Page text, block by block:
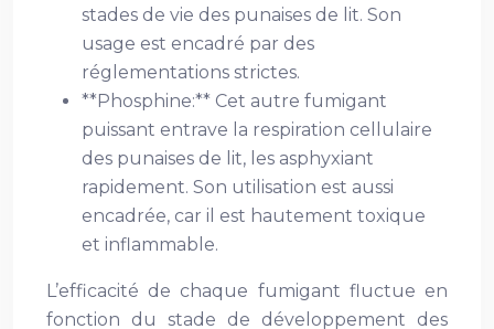
stades de vie des punaises de lit. Son
usage est encadré par des
réglementations strictes.
**Phosphine:** Cet autre fumigant
puissant entrave la respiration cellulaire
des punaises de lit, les asphyxiant
rapidement. Son utilisation est aussi
encadrée, car il est hautement toxique
et inflammable.
L’efficacité de chaque fumigant fluctue en
fonction du stade de développement des